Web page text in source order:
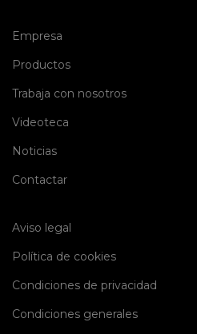
Empresa
Productos(current)
Trabaja con nosotros(current)
Videoteca
Noticias(current)
Contactar(current)
Aviso legal
Política de cookies
Condiciones de privacidad
Condiciones generales